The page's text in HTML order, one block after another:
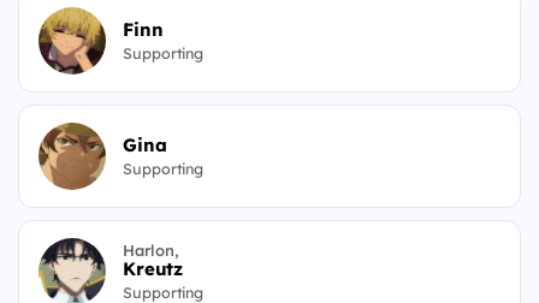
Finn
Supporting
Gina
Supporting
Harlon,
Kreutz
Supporting